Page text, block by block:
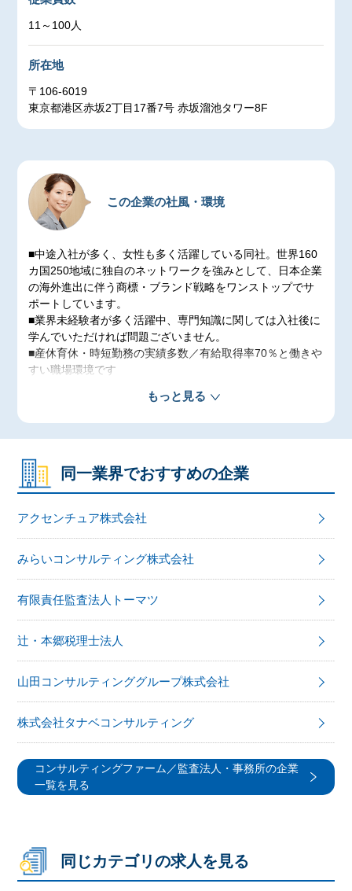
11～100人
所在地
〒106-6019
東京都港区赤坂2丁目17番7号 赤坂溜池タワー8F
この企業の社風・環境
■中途入社が多く、女性も多く活躍している同社。世界160
カ国250地域に独自のネットワークを強みとして、日本企業
の海外進出に伴う商標・ブランド戦略をワンストップでサ
ポートしています。
■業界未経験者が多く活躍中、専門知識に関しては入社後に
学んでいただければ問題ございません。
■産休育休・時短勤務の実績多数／有給取得率70％と働きや
すい職場環境です
もっと見る
同一業界でおすすめの企業
アクセンチュア株式会社
みらいコンサルティング株式会社
有限責任監査法人トーマツ
辻・本郷税理士法人
山田コンサルティンググループ株式会社
株式会社タナベコンサルティング
コンサルティングファーム／監査法人・事務所の企業
一覧を見る
同じカテゴリの求人を見る